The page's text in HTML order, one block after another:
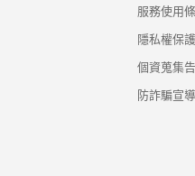
服務使用
隱私權保
個資蒐集
防詐騙宣導